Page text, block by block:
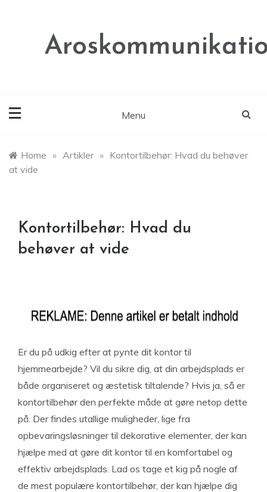
Menu
Home » Artikler » Kontortilbehør: Hvad du behøver
at vide
Kontortilbehør: Hvad du
behøver at vide
Er du på udkig efter at pynte dit kontor til
hjemmearbejde? Vil du sikre dig, at din arbejdsplads er
både organiseret og æstetisk tiltalende? Hvis ja, så er
kontortilbehør den perfekte måde at gøre netop dette
på. Der findes utallige muligheder, lige fra
opbevaringsløsninger til dekorative elementer, der kan
hjælpe med at gøre dit kontor til en komfortabel og
effektiv arbejdsplads. Lad os tage et kig på nogle af
de mest populære kontortilbehør, der kan hjælpe dig